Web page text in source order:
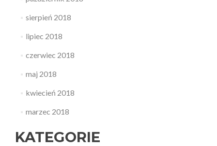
sierpień 2018
lipiec 2018
czerwiec 2018
maj 2018
kwiecień 2018
marzec 2018
KATEGORIE